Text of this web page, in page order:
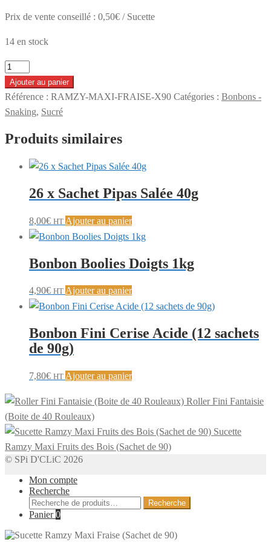
Prix de vente conseillé : 0,50€ / Sucette
14 en stock
quantité
de
Sucette
Ramzy
Fraise
(Sachet
Ajouter au panier
Référence : RAMZY-MAXI-FRAISE-X90 Catégories : Bonbons -
Snaking, Sucré
Produits similaires
26 x Sachet Pipas Salée 40g
8,00€ HT Ajouter au panier
Bonbon Boolies Doigts 1kg
4,90€ HT Ajouter au panier
Bonbon Fini Cerise Acide (12 sachets
de 90g)
7,80€ HT Ajouter au panier
Roller Fini Fantaisie
(Boite de 40 Rouleaux)
Sucette
Ramzy Maxi Fruits des Bois (Sachet de 90)
© SPi D'CLiC 2026
Mon compte
Recherche
Recherche
pour :
Recherche
Panier0